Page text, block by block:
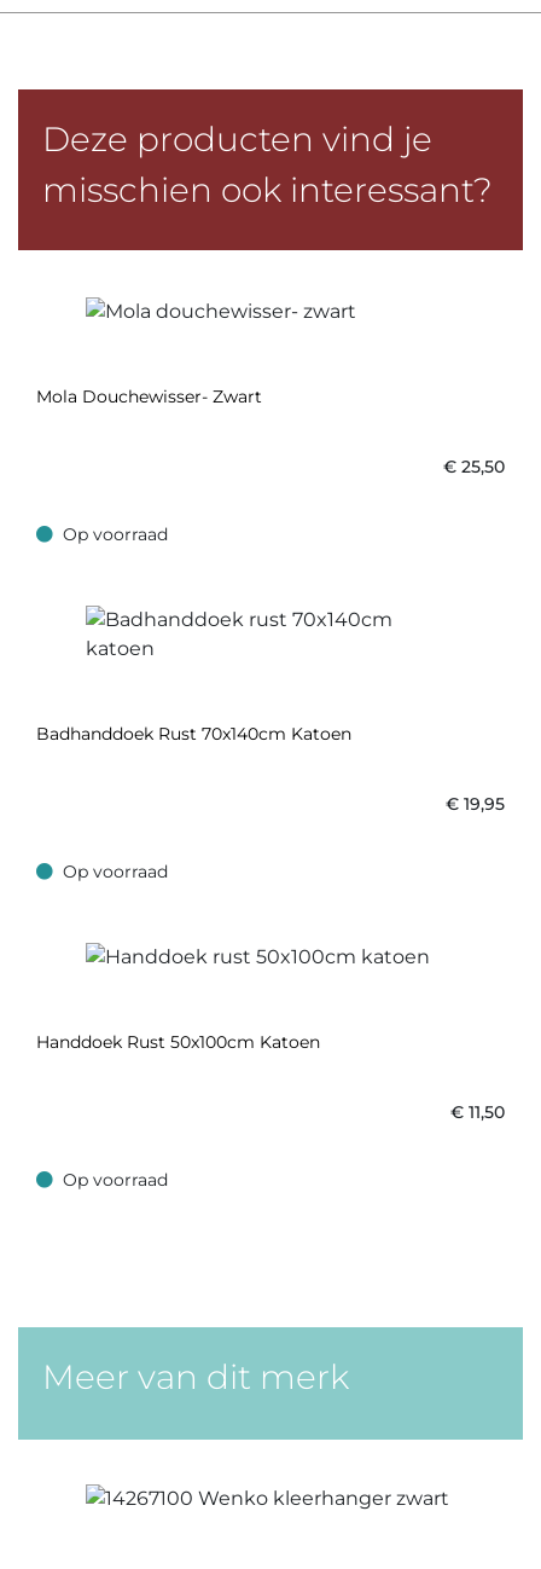
Deze producten vind je
misschien ook interessant?
Mola Douchewisser- Zwart
€ 25,50
Op voorraad
Op voorraad
Badhanddoek Rust 70x140cm Katoen
€ 19,95
Op voorraad
Op voorraad
Handdoek Rust 50x100cm Katoen
€ 11,50
Op voorraad
Op voorraad
Meer van dit merk